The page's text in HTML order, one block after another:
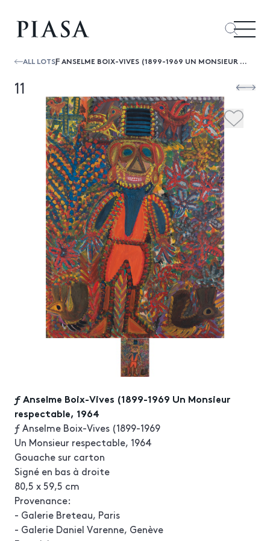
ALL LOTS Ƒ ANSELME BOIX-VIVES (1899-1969 UN MONSIEUR RESPECTABLE, 1964
11
ƒ Anselme Boix-Vives (1899-1969 Un Monsieur
respectable, 1964
ƒ Anselme Boix-Vives (1899-1969
Un Monsieur respectable, 1964
Gouache sur carton
Signé en bas à droite
80,5 x 59,5 cm
Provenance:
- Galerie Breteau, Paris
- Galerie Daniel Varenne, Genève